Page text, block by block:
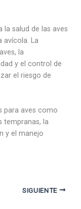
la salud de las aves
avícola. La
la
y el control de
el riesgo de
para aves como
tempranas, la
y el manejo
SIGUIENTE